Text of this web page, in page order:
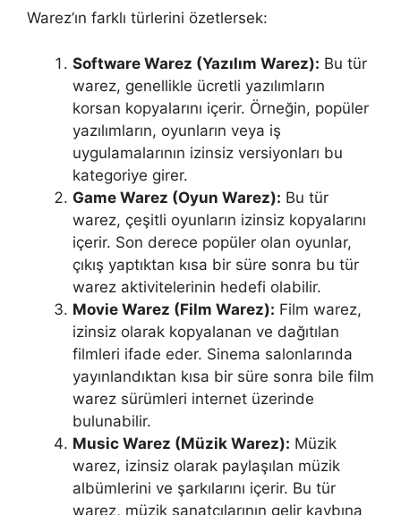
Warez’ın farklı türlerini özetlersek:
Software Warez (Yazılım Warez): Bu tür
warez, genellikle ücretli yazılımların
korsan kopyalarını içerir. Örneğin, popüler
yazılımların, oyunların veya iş
uygulamalarının izinsiz versiyonları bu
kategoriye girer.
Game Warez (Oyun Warez): Bu tür
warez, çeşitli oyunların izinsiz kopyalarını
içerir. Son derece popüler olan oyunlar,
çıkış yaptıktan kısa bir süre sonra bu tür
warez aktivitelerinin hedefi olabilir.
Movie Warez (Film Warez): Film warez,
izinsiz olarak kopyalanan ve dağıtılan
filmleri ifade eder. Sinema salonlarında
yayınlandıktan kısa bir süre sonra bile film
warez sürümleri internet üzerinde
bulunabilir.
Music Warez (Müzik Warez): Müzik
warez, izinsiz olarak paylaşılan müzik
albümlerini ve şarkılarını içerir. Bu tür
warez, müzik sanatçılarının gelir kaybına